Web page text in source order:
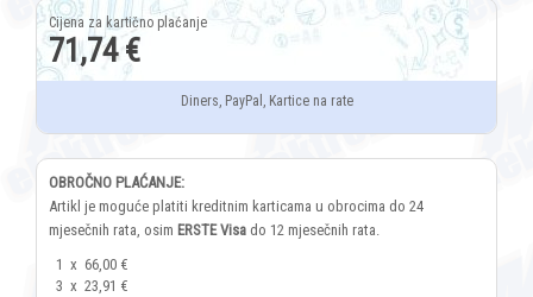
71,74 €
Diners, PayPal, Kartice na rate
OBROČNO PLAĆANJE:
Artikl je moguće platiti kreditnim karticama u obrocima do 24
mjesečnih rata, osim ERSTE Visa do 12 mjesečnih rata.
1 x 66,00 €
3 x 23,91 €